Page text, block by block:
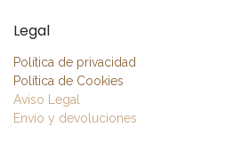
Legal
Política de privacidad
Política de Cookies
Aviso Legal
Envío y devoluciones